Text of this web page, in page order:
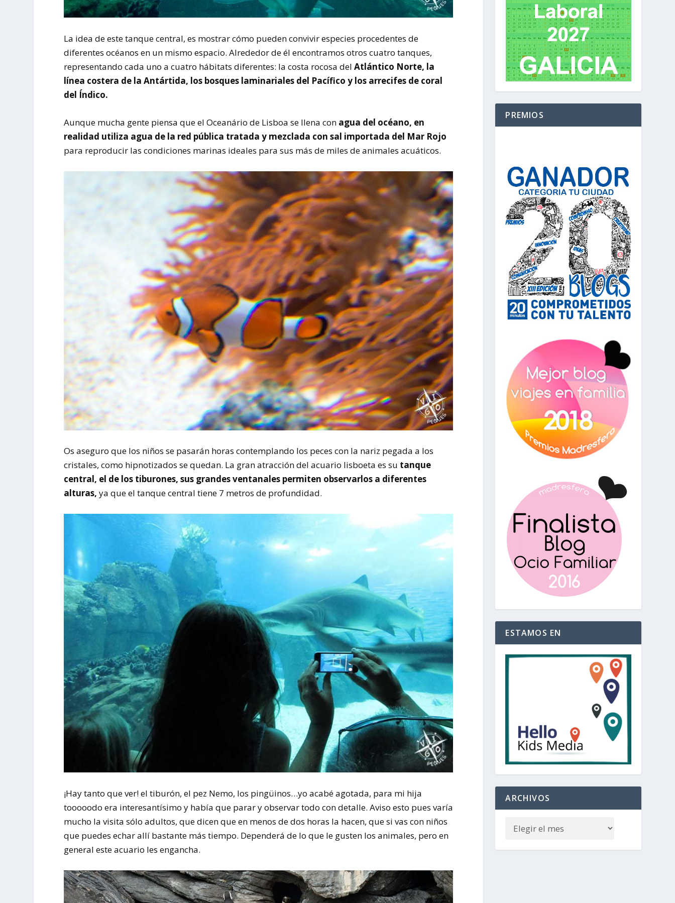
La idea de este tanque central, es mostrar cómo pueden convivir especies procedentes de
diferentes océanos en un mismo espacio. Alrededor de él encontramos otros cuatro tanques,
representando cada uno a cuatro hábitats diferentes: la costa rocosa delAtlántico Norte, la
línea costera de la Antártida, los bosques laminariales del Pacífico y los arrecifes de coral
del Índico.
Aunque mucha gente piensa que el Oceanário de Lisboa se llena con agua del océano, en
realidad utiliza agua de la red pública tratada y mezclada con sal importada del Mar Rojo
para reproducir las condiciones marinas ideales para sus más de miles de animales acuáticos.
Os aseguro que los niños se pasarán horas contemplando los peces con la nariz pegada a los
cristales, como hipnotizados se quedan. La gran atracción del acuario lisboeta es su tanque
central, el de los tiburones, sus grandes ventanales permiten observarlos a diferentes
alturas,ya que el tanque central tiene 7 metros de profundidad.
¡Hay tanto que ver! el tiburón, el pez Nemo, los pingüinos…yo acabé agotada, para mi hija
tooooodo era interesantísimo y había que parar y observar todo con detalle. Aviso esto pues varía
mucho la visita sólo adultos, que dicen que en menos de dos horas la hacen, que si vas con niños
que puedes echar allí bastante más tiempo. Dependerá de lo que le gusten los animales, pero en
general este acuario les engancha.
PREMIOS
ESTAMOS EN
ARCHIVOS